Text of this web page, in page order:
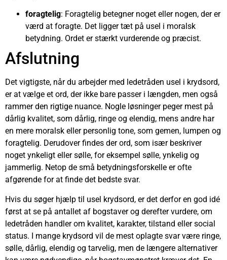
foragtelig: Foragtelig betegner noget eller nogen, der er
værd at foragte. Det ligger tæt på usel i moralsk
betydning. Ordet er stærkt vurderende og præcist.
Afslutning
Det vigtigste, når du arbejder med ledetråden usel i krydsord,
er at vælge et ord, der ikke bare passer i længden, men også
rammer den rigtige nuance. Nogle løsninger peger mest på
dårlig kvalitet, som dårlig, ringe og elendig, mens andre har
en mere moralsk eller personlig tone, som gemen, lumpen og
foragtelig. Derudover findes der ord, som især beskriver
noget ynkeligt eller sølle, for eksempel sølle, ynkelig og
jammerlig. Netop de små betydningsforskelle er ofte
afgørende for at finde det bedste svar.
Hvis du søger hjælp til usel krydsord, er det derfor en god idé
først at se på antallet af bogstaver og derefter vurdere, om
ledetråden handler om kvalitet, karakter, tilstand eller social
status. I mange krydsord vil de mest oplagte svar være ringe,
sølle, dårlig, elendig og tarvelig, men de længere alternativer